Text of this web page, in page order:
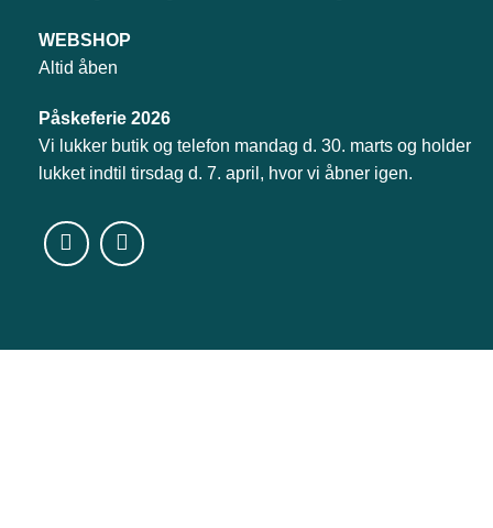
WEBSHOP
Altid åben
Påskeferie 2026
Vi lukker butik og telefon mandag d. 30. marts og holder
lukket indtil tirsdag d. 7. april, hvor vi åbner igen.